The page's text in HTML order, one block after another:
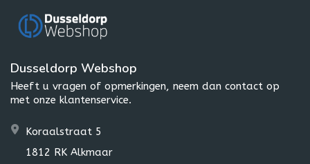
Dusseldorp Webshop
Heeft u vragen of opmerkingen, neem dan contact op
met onze klantenservice.
Koraalstraat 5
1812 RK Alkmaar